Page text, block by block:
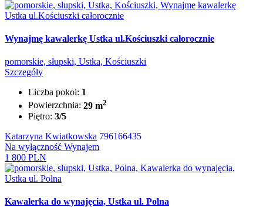
Wynajmę kawalerkę Ustka ul.Kościuszki całorocznie
pomorskie, słupski, Ustka, Kościuszki
Szczegóły
Liczba pokoi: 1
Powierzchnia: 29 m2
Piętro: 3/5
Katarzyna Kwiatkowska 796166435
Na wyłączność Wynajem
1 800 PLN
Kawalerka do wynajęcia, Ustka ul. Polna